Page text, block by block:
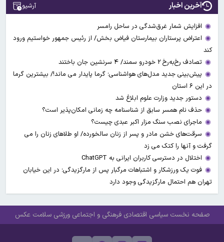
آخرین اخبار آرشیو
افزایش شمار غرق‌شدگی در ساحل رامسر
اعتراض پرستاران بیمارستان فیاض بخش/ از رئیس جمهور خواستیم ورود
کند
تصادف رخ‌به‌رخ ۲ خودرو سمند/ ۴ سرنشین جان باختند
پیش‌بینی جدید مدل‌های هواشناسی؛ گرما پایدار می ماند!/ بیشترین گرما
در این ۶ استان
دستور جدید وزارت علوم ابلاغ شد
حذف نام همسر سابق از شناسنامه چه زمانی امکان‌پذیر است؟
ماجرای نصب سنگ مزار اکبر عبدی چیست؟
سرقت‌های خشن مادر و پسر از زنان سالخورده/ او طلاهای زنان را می
گرفت و آنها را کتک می زد
اختلال در دسترسی کاربران ایرانی به ChatGPT
فوت یک ورزشکار و اشتباهات مرگبار پس از مارگزیدگی؛ در این خیابان
تهران هم احتمال مارگزیدگی وجود دارد
صفحه نخست سیاسی اقتصادی فرهنگی و اجتماعی ورزشی سلامت عکس